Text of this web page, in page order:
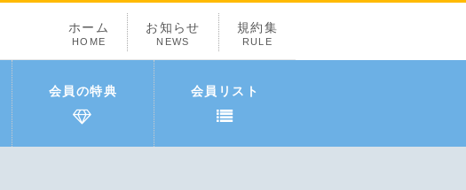
ホーム
HOME
お知らせ
NEWS
規約集
RULE
会員の特典 会員リスト